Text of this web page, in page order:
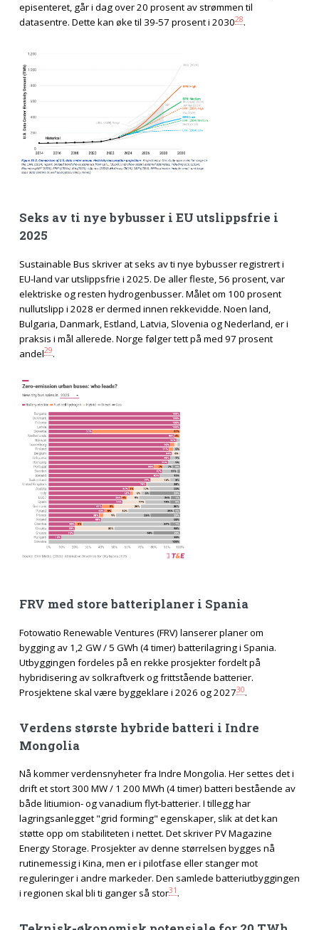
episenteret, går i dag over 20 prosent av strømmen til
datasentre. Dette kan øke til 39-57 prosent i 203028.
Seks av ti nye bybusser i EU utslippsfrie i
2025
Sustainable Bus skriver at seks av ti nye bybusser registrert i
EU-land var utslippsfrie i 2025. De aller fleste, 56 prosent, var
elektriske og resten hydrogenbusser. Målet om 100 prosent
nullutslipp i 2028 er dermed innen rekkevidde. Noen land,
Bulgaria, Danmark, Estland, Latvia, Slovenia og Nederland, er i
praksis i mål allerede. Norge følger tett på med 97 prosent
andel29.
FRV med store batteriplaner i Spania
Fotowatio Renewable Ventures (FRV) lanserer planer om
bygging av 1,2 GW / 5 GWh (4 timer) batterilagring i Spania.
Utbyggingen fordeles på en rekke prosjekter fordelt på
hybridisering av solkraftverk og frittstående batterier.
Prosjektene skal være byggeklare i 2026 og 202730.
Verdens største hybride batteri i Indre
Mongolia
Nå kommer verdensnyheter fra Indre Mongolia. Her settes det i
drift et stort 300 MW / 1 200 MWh (4 timer) batteri bestående av
både litiumion- og vanadium flyt-batterier. I tillegg har
lagringsanlegget "grid forming" egenskaper, slik at det kan
støtte opp om stabiliteten i nettet. Det skriver PV Magazine
Energy Storage. Prosjekter av denne størrelsen bygges nå
rutinemessig i Kina, men er i pilotfase eller stanger mot
reguleringer i andre markeder. Den samlede batteriutbyggingen
i regionen skal bli ti ganger så stor31.